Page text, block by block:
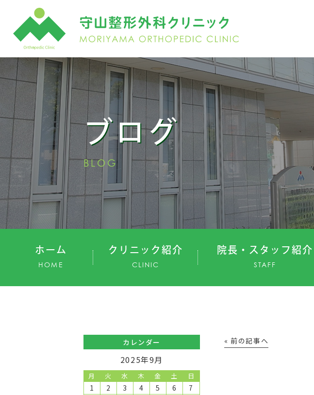
ブログ
BLOG
ホーム
HOME
クリニック紹介
CLINIC
院長・スタッフ紹介
STAFF
« 前の記事へ
カレンダー
2025年9月
月 火 水 木 金 土 日
1 2 3 4 5 6
7